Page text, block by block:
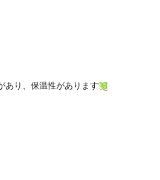
あり、保温性があります